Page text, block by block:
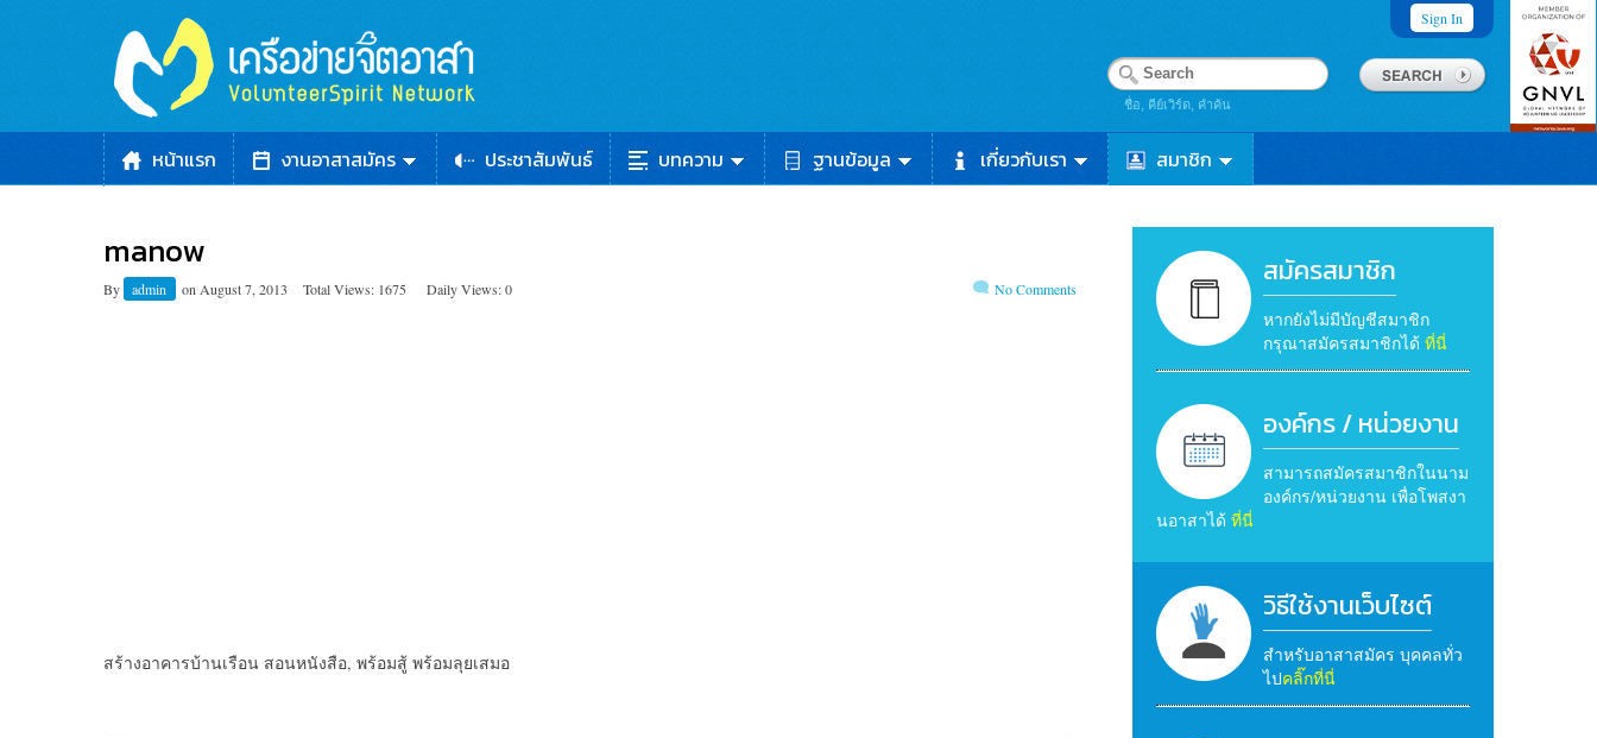
Sign In
ชื่อ, คีย์เวิร์ด, คำค้น
หน้าแรก งานอาสาสมัคร ประชาสัมพันธ์ บทความ ฐานข้อมูล เกี่ยวกับเรา สมาชิก
manow
By admin on August 7, 2013 Total Views: 1675 Daily Views: 0 No Comments
สร้างอาคารบ้านเรือน สอนหนังสือ, พร้อมสู้ พร้อมลุยเสมอ
สมัครสมาชิก
หากยังไม่มีบัญชีสมาชิก
กรุณาสมัครสมาชิกได้ ที่นี่
องค์กร / หน่วยงาน
สามารถสมัครสมาชิกในนาม
องค์กร/หน่วยงาน เพื่อโพสงา
นอาสาได้ ที่นี่
วิธีใช้งานเว็บไซต์
สำหรับอาสาสมัคร บุคคลทั่ว
ไปคลิ๊กที่นี่